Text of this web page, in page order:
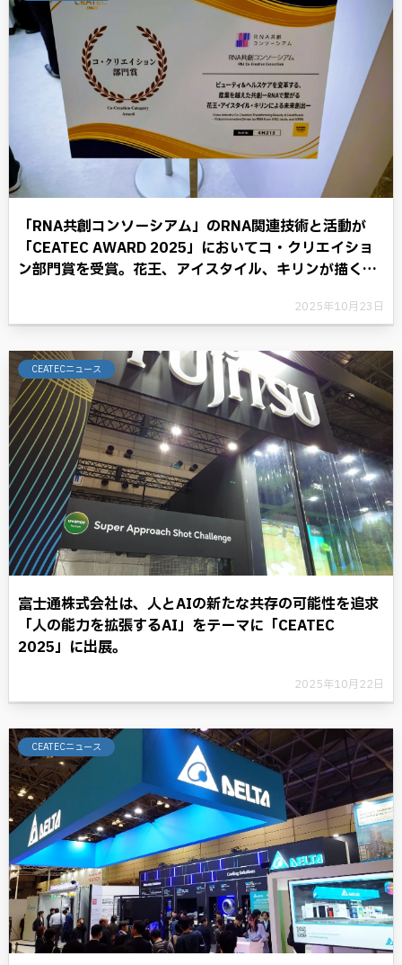
「RNA共創コンソーシアム」のRNA関連技術と活動が
「CEATEC AWARD 2025」においてコ・クリエイショ
ン部門賞を受賞。花王、アイスタイル、キリンが描く
2025年10月23日
CEATECニュース
富士通株式会社は、人とAIの新たな共存の可能性を追求
「人の能力を拡張するAI」をテーマに「CEATEC
2025」に出展。
2025年10月22日
CEATECニュース